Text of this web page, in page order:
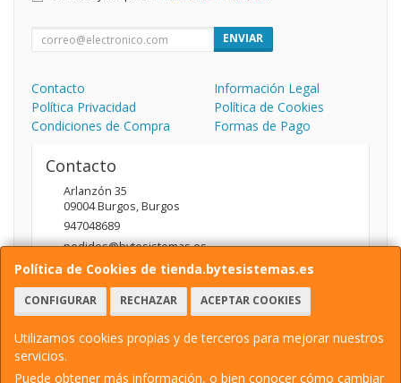
Política de Cookies de tienda.bytesistemas.es
CONFIGURAR RECHAZAR ACEPTAR COOKIES
Utilizamos cookies propias y de terceros para mejorar nuestros
servicios.
Puede obtener más información, o bien conocer cómo cambiar
ENVIAR
Contacto
Información Legal
Política Privacidad
Política de Cookies
Condiciones de Compra
Formas de Pago
Contacto
Arlanzón 35
09004Burgos,Burgos
947048689
pedidos@bytesistemas.es
Horario
10.00 - 14.00 / 17.00 - 20.00